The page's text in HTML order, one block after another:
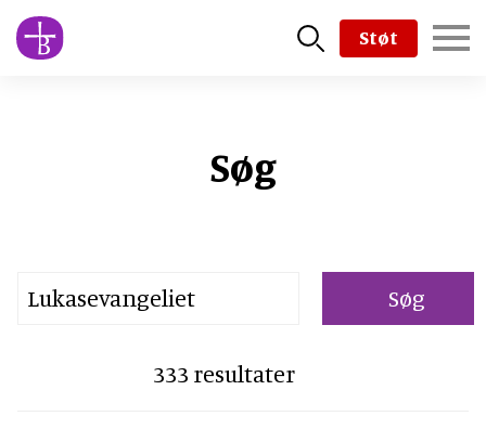
Skip
to
Støt
Søg
Searchstring the bible
333 resultater